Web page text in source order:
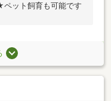
ット飼育も可能です